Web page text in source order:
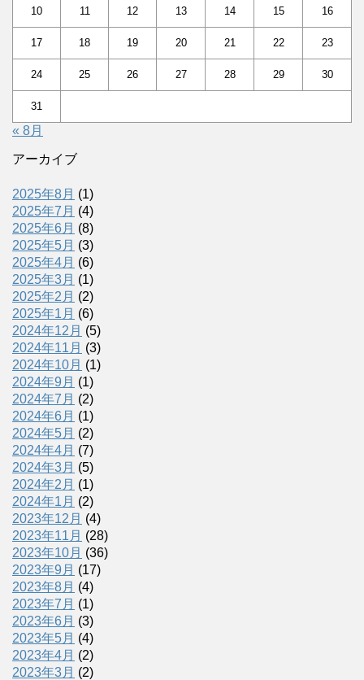
10 11 12 13 14 15 16
17 18 19 20 21 22 23
24 25 26 27 28 29 30
31
« 8月
アーカイブ
2025年8月 (1)
2025年7月 (4)
2025年6月 (8)
2025年5月 (3)
2025年4月 (6)
2025年3月 (1)
2025年2月 (2)
2025年1月 (6)
2024年12月 (5)
2024年11月 (3)
2024年10月 (1)
2024年9月 (1)
2024年7月 (2)
2024年6月 (1)
2024年5月 (2)
2024年4月 (7)
2024年3月 (5)
2024年2月 (1)
2024年1月 (2)
2023年12月 (4)
2023年11月 (28)
2023年10月 (36)
2023年9月 (17)
2023年8月 (4)
2023年7月 (1)
2023年6月 (3)
2023年5月 (4)
2023年4月 (2)
2023年3月 (2)